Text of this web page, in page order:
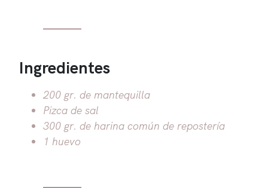
Ingredientes
200 gr. de mantequilla
Pizca de sal
300 gr. de harina común de repostería
1 huevo